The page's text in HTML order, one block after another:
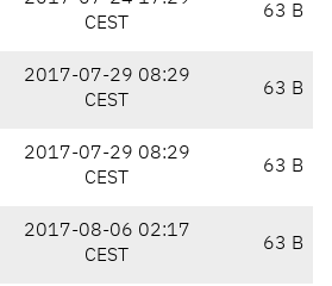
CEST
63 B
2017-07-29 08:29
CEST
63 B
2017-07-29 08:29
CEST
63 B
2017-08-06 02:17
CEST
63 B